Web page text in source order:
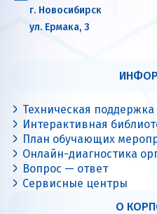
г. Новосибирск
ул. Ермака, 3
Техническая поддержка
Интерактивная
План обучающих
Онлайн-диагностика
Вопрос — ответ
Сервисные центры
О